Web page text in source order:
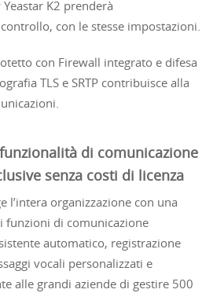
K2 prenderà
con le stesse impostazioni.
con Firewall integrato e difesa
TLS e SRTP contribuisce alla
di comunicazione
senza costi di licenza
l’intera organizzazione con una
funzioni di comunicazione
automatico, registrazione
vocali personalizzati e
alle grandi aziende di gestire 500